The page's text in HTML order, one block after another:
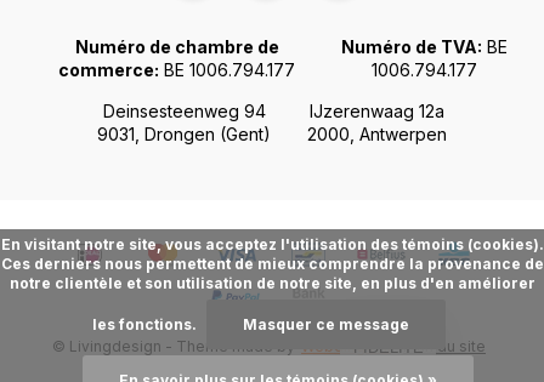
Deinsesteenweg 94
9031, Drongen (Gent)
IJzerenwaag 12a
2000, Antwerpen
Numéro de chambre de
commerce: BE 1006.794.177
Numéro de TVA: BE
1006.794.177
© Livingdesign - Theme made by Webdinge.nl Plan du site
En visitant notre site, vous acceptez l'utilisation des témoins (cookies).
Ces derniers nous permettent de mieux comprendre la provenance de
notre clientèle et son utilisation de notre site, en plus d'en améliorer
les fonctions. Masquer ce message
FIDÉLITÉ